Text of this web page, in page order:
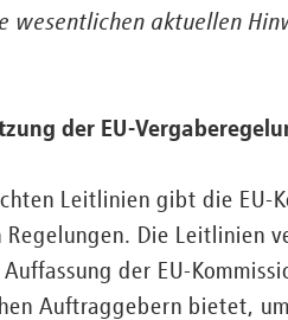
wesentlichen aktuellen
der EU-
Leitlinien gibt die EU-
Regelungen. Die Leitlinien
der EU-
Auftraggebern bietet,